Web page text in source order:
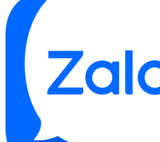
Tra cứu lỗi biến tần